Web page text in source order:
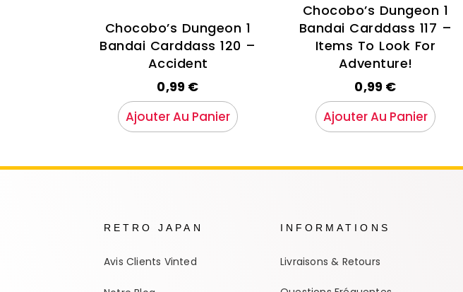
Chocobo’s Dungeon 1
Bandai Carddass 120 –
Accident
0,99 €
Ajouter Au Panier
Chocobo’s Dungeon 1
Bandai Carddass 117 –
Items To Look For
Adventure!
0,99 €
Ajouter Au Panier
RETRO JAPAN
Avis Clients Vinted
INFORMATIONS
Livraisons & Retours